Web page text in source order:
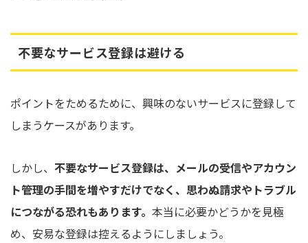
不要なサービス登録は避ける
ポイントをためるために、興味のないサービスに登録して
しまうケースがあります。
しかし、 不要なサービス登録は、メールの受信やアカウン
ト管理の手間を増やすだけでなく、思わぬ請求やトラブル
につながる恐れもあります。 本当に必要かどうかを見極
め、安易な登録は控えるようにしましょう。